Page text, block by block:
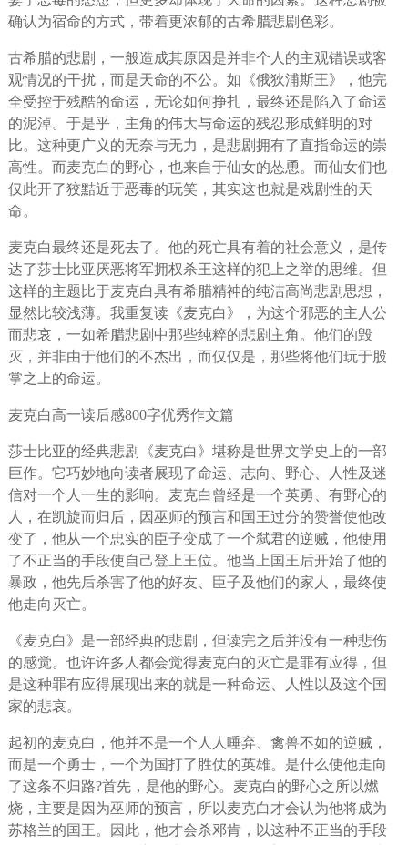
确认为宿命的方式，带着更浓郁的古希腊悲剧色彩。
古希腊的悲剧，一般造成其原因是并非个人的主观错误或客
观情况的干扰，而是天命的不公。如《俄狄浦斯王》，他完
全受控于残酷的命运，无论如何挣扎，最终还是陷入了命运
的泥淖。于是乎，主角的伟大与命运的残忍形成鲜明的对
比。这种更广义的无奈与无力，是悲剧拥有了直指命运的崇
高性。而麦克白的野心，也来自于仙女的怂恿。而仙女们也
仅此开了狡黠近于恶毒的玩笑，其实这也就是戏剧性的天
命。
麦克白最终还是死去了。他的死亡具有着的社会意义，是传
达了莎士比亚厌恶将军拥权杀王这样的犯上之举的思维。但
这样的主题比于麦克白具有希腊精神的纯洁高尚悲剧思想，
显然比较浅薄。我重复读《麦克白》，为这个邪恶的主人公
而悲哀，一如希腊悲剧中那些纯粹的悲剧主角。他们的毁
灭，并非由于他们的不杰出，而仅仅是，那些将他们玩于股
掌之上的命运。
麦克白高一读后感800字优秀作文篇
莎士比亚的经典悲剧《麦克白》堪称是世界文学史上的一部
巨作。它巧妙地向读者展现了命运、志向、野心、人性及迷
信对一个人一生的影响。麦克白曾经是一个英勇、有野心的
人，在凯旋而归后，因巫师的预言和国王过分的赞誉使他改
变了，他从一个忠实的臣子变成了一个弑君的逆贼，他使用
了不正当的手段使自己登上王位。他当上国王后开始了他的
暴政，他先后杀害了他的好友、臣子及他们的家人，最终使
他走向灭亡。
《麦克白》是一部经典的悲剧，但读完之后并没有一种悲伤
的感觉。也许许多人都会觉得麦克白的灭亡是罪有应得，但
是这种罪有应得展现出来的就是一种命运、人性以及这个国
家的悲哀。
起初的麦克白，他并不是一个人人唾弃、禽兽不如的逆贼，
而是一个勇士，一个为国打了胜仗的英雄。是什么使他走向
了这条不归路?首先，是他的野心。麦克白的野心之所以燃
烧，主要是因为巫师的预言，所以麦克白才会认为他将成为
苏格兰的国王。因此，他才会杀邓肯，以这种不正当的手段